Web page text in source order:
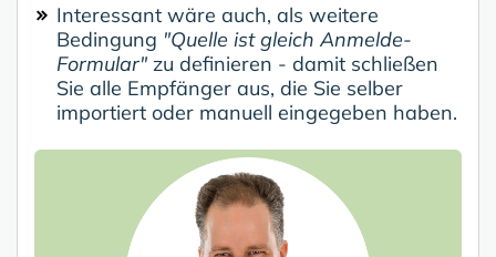
Interessant wäre auch, als weitere
Bedingung "Quelle ist gleich Anmelde-
Formular" zu definieren - damit schließen
Sie alle Empfänger aus, die Sie selber
importiert oder manuell eingegeben haben.